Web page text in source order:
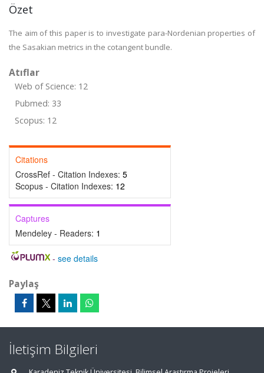
Özet
The aim of this paper is to investigate para-Nordenian properties of
the Sasakian metrics in the cotangent bundle.
Atıflar
Web of Science: 12
Pubmed: 33
Scopus: 12
Citations
CrossRef - Citation Indexes: 5
Scopus - Citation Indexes: 12
Captures
Mendeley - Readers: 1
- see details
Paylaş
İletişim Bilgileri